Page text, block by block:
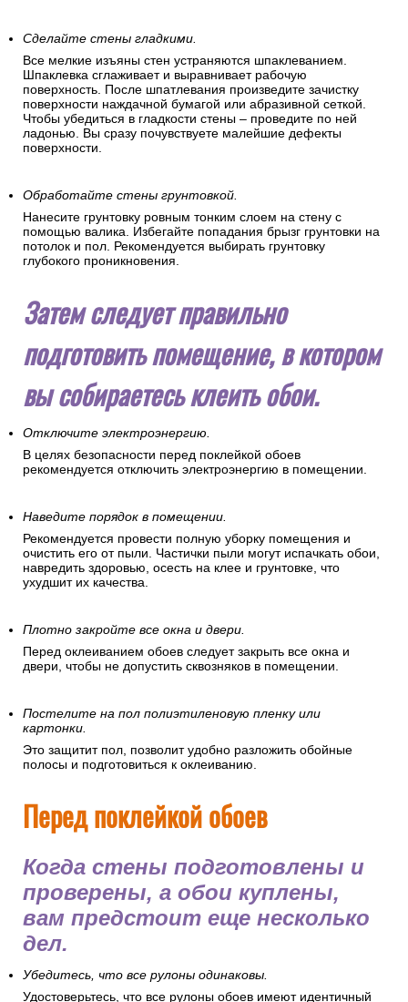
Сделайте стены гладкими.
Все мелкие изъяны стен устраняются шпаклеванием.
Шпаклевка сглаживает и выравнивает рабочую
поверхность. После шпатлевания произведите зачистку
поверхности наждачной бумагой или абразивной сеткой.
Чтобы убедиться в гладкости стены – проведите по ней
ладонью. Вы сразу почувствуете малейшие дефекты
поверхности.
Обработайте стены грунтовкой.
Нанесите грунтовку ровным тонким слоем на стену с
помощью валика. Избегайте попадания брызг грунтовки на
потолок и пол. Рекомендуется выбирать грунтовку
глубокого проникновения.
Затем следует правильно
подготовить помещение, в котором
вы собираетесь клеить обои.
Отключите электроэнергию.
В целях безопасности перед поклейкой обоев
рекомендуется отключить электроэнергию в помещении.
Наведите порядок в помещении.
Рекомендуется провести полную уборку помещения и
очистить его от пыли. Частички пыли могут испачкать обои,
навредить здоровью, осесть на клее и грунтовке, что
ухудшит их качества.
Плотно закройте все окна и двери.
Перед оклеиванием обоев следует закрыть все окна и
двери, чтобы не допустить сквозняков в помещении.
Постелите на пол полиэтиленовую пленку или
картонки.
Это защитит пол, позволит удобно разложить обойные
полосы и подготовиться к оклеиванию.
Перед поклейкой обоев
Когда стены подготовлены и
проверены, а обои куплены,
вам предстоит еще несколько
дел.
Убедитесь, что все рулоны одинаковы.
Удостоверьтесь, что все рулоны обоев имеют идентичный